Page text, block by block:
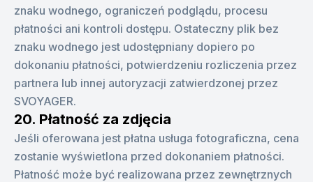
znaku wodnego, ograniczeń podglądu, procesu
płatności ani kontroli dostępu. Ostateczny plik bez
znaku wodnego jest udostępniany dopiero po
dokonaniu płatności, potwierdzeniu rozliczenia przez
partnera lub innej autoryzacji zatwierdzonej przez
SVOYAGER.
20. Płatność za zdjęcia
Jeśli oferowana jest płatna usługa fotograficzna, cena
zostanie wyświetlona przed dokonaniem płatności.
Płatność może być realizowana przez zewnętrznych